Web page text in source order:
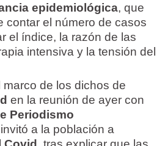
epidemiológica, que
contar el número de casos
el índice, la razón de las
intensiva y la tensión del
marco de los dichos de
en la reunión de ayer con
Periodismo
invitó a la población a